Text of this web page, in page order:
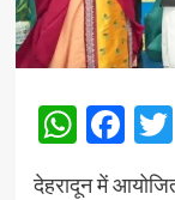
देहरादून में